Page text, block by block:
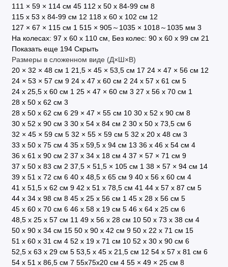
111 × 59 × 114 см 45 112 х 50 х 84-99 см 8
115 х 53 х 84-99 см 12 118 х 60 х 102 см 12
127 × 67 × 115 см 1 515 × 905～1035 × 1018～1035 мм 3
На колесах: 97 х 60 х 110 см, Без колес: 90 х 60 х 99 см 21
Показать еще 194 Скрыть
Размеры в сложенном виде (Д×Ш×В)
20 × 32 × 48 см 1 21,5 × 45 × 53,5 см 17 24 × 47 × 56 см 12
24 × 53 × 57 см 9 24 х 47 х 60 см 2 24 х 57 х 61 см 5
24 х 25,5 х 60 см 1 25 × 47 × 60 см 3 27 х 56 х 70 см 1
28 x 50 x 62 см 3
28 х 50 х 62 см 6 29 × 47 × 55 см 10 30 x 52 x 90 см 8
30 х 52 х 90 см 3 30 х 54 х 84 см 2 30 х 50 х 73,5 см 6
32 × 45 × 59 см 5 32 × 55 × 59 см 5 32 х 20 х 48 см 3
33 х 50 х 75 см 4 35 х 59,5 х 94 см 13 36 х 46 х 54 см 4
36 х 61 х 90 см 2 37 x 34 x 18 см 4 37 × 57 × 71 см 9
37 х 50 х 83 см 2 37,5 × 51,5 × 105 см 1 38 × 57 × 94 см 14
39 х 51 х 72 см 6 40 x 48,5 x 65 см 9 40 х 56 х 60 см 4
41 х 51,5 х 62 см 9 42 x 51 x 78,5 см 41 44 x 57 х 87 см 5
44 х 34 х 98 см 8 45 х 25 х 56 см 1 45 х 28 х 56 см 5
45 х 60 х 70 см 6 46 х 58 х 19 см 5 46 х 64 х 25 см 6
48,5 x 25 x 57 см 11 49 x 56 x 28 см 10 50 x 73 x 38 см 4
50 x 90 x 34 см 15 50 x 90 x 42 см 9 50 х 22 х 71 см 15
51 x 60 x 31 см 4 52 х 19 х 71 см 10 52 х 30 х 90 см 6
52,5 x 63 x 29 см 5 53,5 х 45 х 21,5 см 12 54 х 57 х 81 см 6
54 х 51 х 86,5 см 7 55х75х20 см 4 55 × 49 × 25 см 8